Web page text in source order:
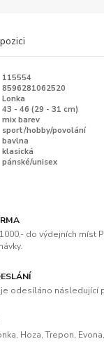
115554
8596281062520
Lonka
43 - 46 (29 - 31 cm)
mix barev
sport/hobby/povolání
bavlna
klasická
pánské/unisex
do výdejních míst
odesíláno následující
Hoza, Trepon,